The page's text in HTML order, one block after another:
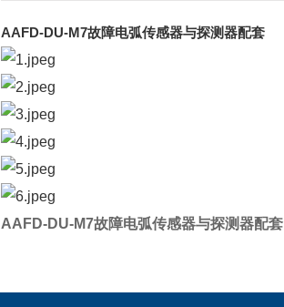
AAFD-DU-M7故障电弧传感器与探测器配套
AAFD-DU-M7故障电弧传感器与探测器配套